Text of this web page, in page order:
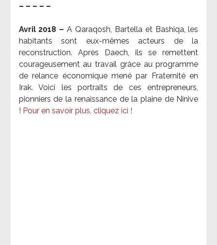
– – – – –
Avril 2018 –A Qaraqosh, Bartella et Bashiqa, les
habitants sont eux-mêmes acteurs de la
reconstruction. Après Daech, ils se remettent
courageusement au travail grâce au programme
de relance économique mené par Fraternité en
Irak. Voici les portraits de ces entrepreneurs,
pionniers de la renaissance de la plaine de Ninive
! Pour en savoir plus, cliquez ici !